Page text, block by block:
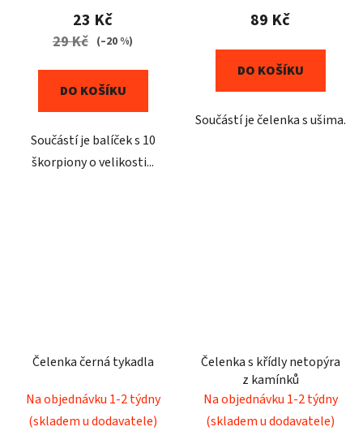
23 Kč
29 Kč (–20 %)
DO KOŠÍKU
Součástí je balíček s 10
škorpiony o velikosti...
89 Kč
DO KOŠÍKU
Součástí je čelenka s ušima.
Čelenka černá tykadla
Na objednávku 1-2 týdny
(skladem u dodavatele)
Čelenka s křídly netopýra
z kamínků
Na objednávku 1-2 týdny
(skladem u dodavatele)